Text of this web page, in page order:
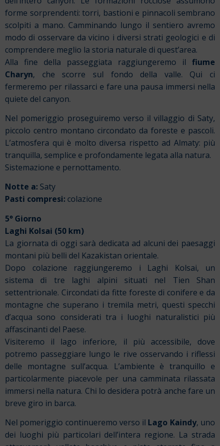
forme sorprendenti: torri, bastioni e pinnacoli sembrano
scolpiti a mano. Camminando lungo il sentiero avremo
modo di osservare da vicino i diversi strati geologici e di
comprendere meglio la storia naturale di quest’area.
Alla fine della passeggiata raggiungeremo il fiume
Charyn, che scorre sul fondo della valle. Qui ci
fermeremo per rilassarci e fare una pausa immersi nella
quiete del canyon.
Nel pomeriggio proseguiremo verso il villaggio di Saty,
piccolo centro montano circondato da foreste e pascoli.
L’atmosfera qui è molto diversa rispetto ad Almaty: più
tranquilla, semplice e profondamente legata alla natura.
Sistemazione e pernottamento.
Notte a: Saty
Pasti compresi: colazione
5° Giorno
Laghi Kolsai (50 km)
La giornata di oggi sarà dedicata ad alcuni dei paesaggi
montani più belli del Kazakistan orientale.
Dopo colazione raggiungeremo i Laghi Kolsai, un
sistema di tre laghi alpini situati nel Tien Shan
settentrionale. Circondati da fitte foreste di conifere e da
montagne che superano i tremila metri, questi specchi
d’acqua sono considerati tra i luoghi naturalistici più
affascinanti del Paese.
Visiteremo il lago inferiore, il più accessibile, dove
potremo passeggiare lungo le rive osservando i riflessi
delle montagne sull’acqua. L’ambiente è tranquillo e
particolarmente piacevole per una camminata rilassata
immersi nella natura. Chi lo desidera potrà anche fare un
breve giro in barca.
Nel pomeriggio continueremo verso il Lago Kaindy, uno
dei luoghi più particolari dell’intera regione. La strada